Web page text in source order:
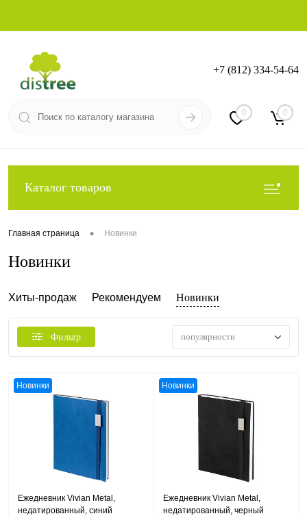
Вход Регистрация
+7 (812) 334-54-64
0 0
Каталог товаров
Главная страница • Новинки
Новинки
Хиты-продаж Рекомендуем Новинки
Фильтр популярности
Новинки
Ежедневник Vivian Metal,
недатированный, синий
Новинки
Ежедневник Vivian Metal,
недатированный, черный